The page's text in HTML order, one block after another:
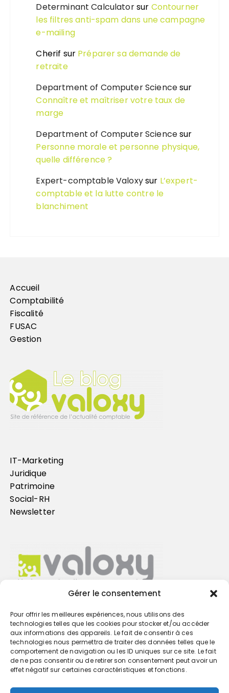
Gérer le consentement
Pour offrir les meilleures expériences, nous utilisons des
technologies telles que les cookies pour stocker et/ou accéder
aux informations des appareils. Le fait de consentir à ces
technologies nous permettra de traiter des données telles que le
comportement de navigation ou les ID uniques sur ce site. Le fait
de ne pas consentir ou de retirer son consentement peut avoir un
effet négatif sur certaines caractéristiques et fonctions.
Determinant Calculatorsur Contourner
les filtres anti-spam dans une campagne
e-mailing
Cherif sur Préparer sa demande de
retraite
Department of Computer Sciencesur
Connaître et maîtriser votre taux de
marge
Department of Computer Sciencesur
Personne morale et personne physique,
quelle différence ?
Expert-comptable Valoxysur L’expert-
comptable et la lutte contre le
blanchiment
Accueil
Comptabilité
Fiscalité
FUSAC
Gestion
IT-Marketing
Juridique
Patrimoine
Social-RH
Newsletter
Trouvez votre cabinet
GO